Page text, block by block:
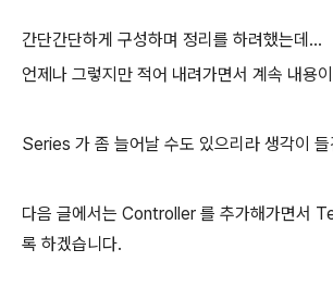
간단간단하게 구성하며 정리를 하려했는데...
언제나 그렇지만 적어 내려가면서 계속 내용
Series 가 좀 늘어날 수도 있으리라 생각이
다음 글에서는 Controller 를 추가해가면서
록 하겠습니다.